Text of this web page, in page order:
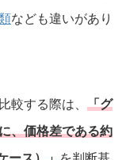
なども違いがあり
較する際は、 「グ
、価格差である約